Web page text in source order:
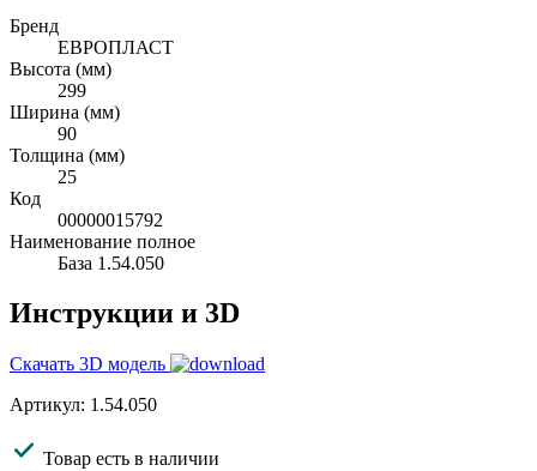
Бренд
ЕВРОПЛАСТ
Высота (мм)
299
Ширина (мм)
90
Толщина (мм)
25
Код
00000015792
Наименование полное
База 1.54.050
Инструкции и 3D
Скачать 3D модель
Артикул: 1.54.050
Товар есть в наличии